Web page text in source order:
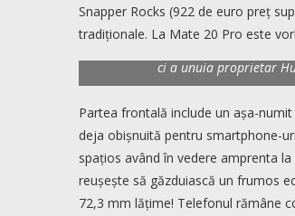
Snapper Rocks (922 de euro preț
tradiționale. La Mate 20 Pro este
ci a unuia proprietar
Partea frontală include un așa-
deja obișnuită pentru smartphone-
spațios având în vedere amprenta
reușește să găzduiască un frumos
72,3 mm lățime! Telefonul rămâne